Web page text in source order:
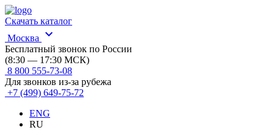
Скачать каталог
Москва
expand_more
Бесплатный звонок по России
(8:30 — 17:30 МСК)
8 800 555-73-08
Для звонков из-за рубежа
+7 (499) 649-75-72
ENG
RU